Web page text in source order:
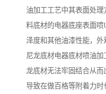
油加工工艺中其表面处
料底材的电器底座表面
泽度和其他油漆性能，
尼龙底材电器底材喷油
龙底材无法牢固结合从而
导致在做百格等附着力